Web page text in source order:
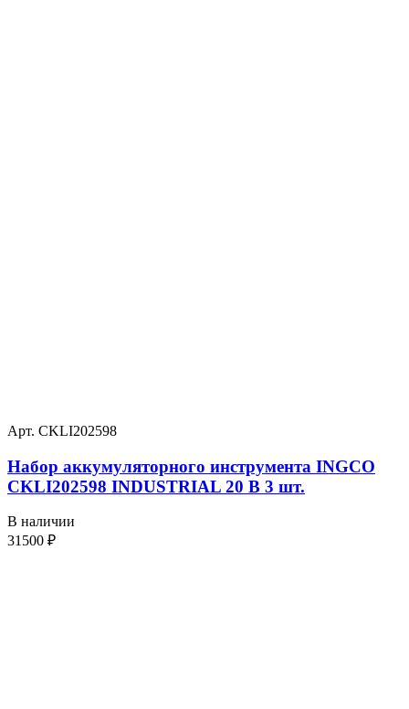
Арт. CKLI202598
Набор аккумуляторного инструмента INGCO
CKLI202598 INDUSTRIAL 20 В 3 шт.
В наличии
31500 ₽